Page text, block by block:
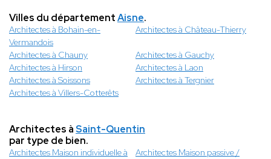
Villes du départementAisne.
Architectes à Bohain-en-
Vermandois
Architectes à Château-Thierry
Architectes à Chauny
Architectes à Gauchy
Architectes à Hirson
Architectes à Laon
Architectes à Soissons
Architectes à Tergnier
Architectes à Villers-Cotterêts
Architectes àSaint-Quentin
par type de bien.
Architectes Maison individuelle à
Architectes Maison passive /